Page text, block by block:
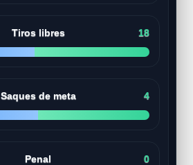
Tiros libres 18
Saques de meta 4
Penal 0